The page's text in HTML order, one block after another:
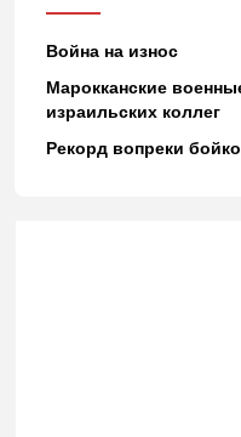
Война на износ
Марокканские
израильских коллег
Рекорд вопреки